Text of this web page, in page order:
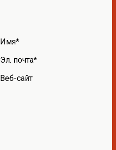
Имя*
Эл. почта*
Веб-сайт